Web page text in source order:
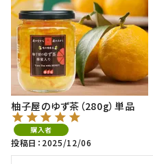
柚子屋のゆず茶（280g）単品
購入者
投稿日 2025/12/06